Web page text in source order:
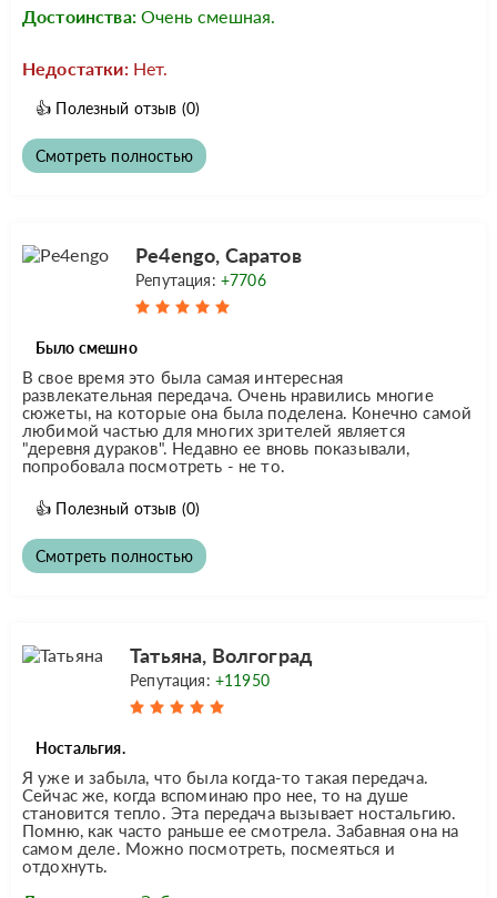
Достоинства: Очень смешная.
Недостатки: Нет.
👍 Полезный отзыв (0)
Смотреть полностью
Pe4engo, Саратов
Репутация: +7706
Было смешно
В свое время это была самая интересная
развлекательная передача. Очень нравились многие
сюжеты, на которые она была поделена. Конечно самой
любимой частью для многих зрителей является
"деревня дураков". Недавно ее вновь показывали,
попробовала посмотреть - не то.
👍 Полезный отзыв (0)
Смотреть полностью
Татьяна, Волгоград
Репутация: +11950
Ностальгия.
Я уже и забыла, что была когда-то такая передача.
Сейчас же, когда вспоминаю про нее, то на душе
становится тепло. Эта передача вызывает ностальгию.
Помню, как часто раньше ее смотрела. Забавная она на
самом деле. Можно посмотреть, посмеяться и
отдохнуть.